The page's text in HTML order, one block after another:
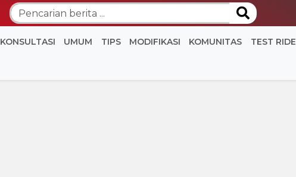
KONSULTASI UMUM TIPS MODIFIKASI KOMUNITAS TEST RIDE